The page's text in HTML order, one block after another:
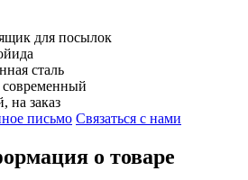
для посылок
сталь
на заказ
письмо Связаться с нами
о товаре